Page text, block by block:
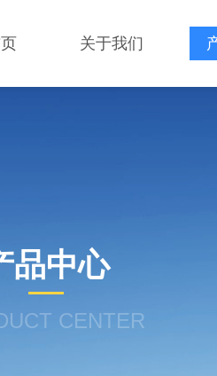
关于我们
品中心
CENTER